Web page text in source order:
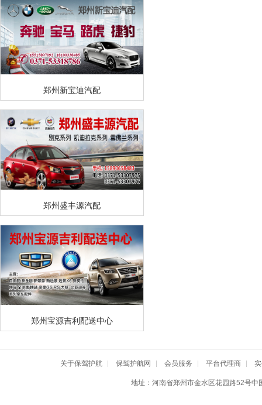
郑州新宝迪汽配
郑州盛丰源汽配
郑州宝源吉利配送中心